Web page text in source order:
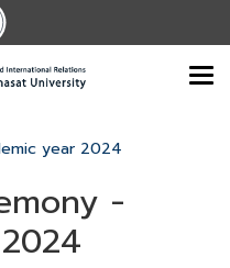
year 2024
-